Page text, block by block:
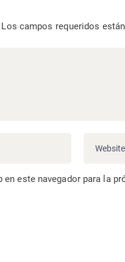
Los campos requeridos
este navegador para la